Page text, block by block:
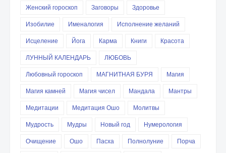
Женский гороскоп
Заговоры
Здоровье
Изобилие
Именалогия
Исполнение желаний
Исцеление
Йога Карма Книги
Красота
ЛУННЫЙ КАЛЕНДАРЬ
ЛЮБОВЬ
Любовный гороскоп
МАГНИТНАЯ БУРЯ
Магия
Магия камней
Магия чисел Мандала
Мантры
Медитации
Медитация Ошо
Молитвы
Мудрость
Мудры Новый год
Нумерология
Очищение
Ошо Пасха Полнолуние
Порча